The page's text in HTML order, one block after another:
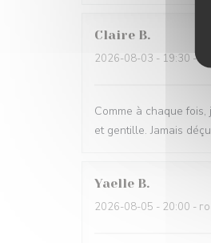
Claire B
2026-08-03 - 19:30 -
Comme à chaque
et gentille. Jamais
Yaelle B
2026-08-05 - 20:00 -